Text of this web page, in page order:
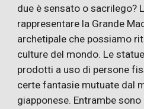
due è sensato o sacrilego?
rappresentare la Grande
archetipale che possiamo
culture del mondo. Le
prodotti a uso di persone
certe fantasie mutuate dal
giapponese. Entrambe